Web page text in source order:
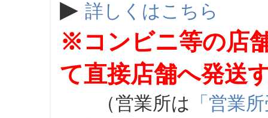
▶ 詳しくはこちら
※コンビニ等の店
て直接店舗へ発送
（営業所は 「営業